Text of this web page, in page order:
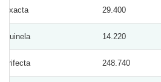
Exacta 29.400
Quinela 14.220
Trifecta 248.740